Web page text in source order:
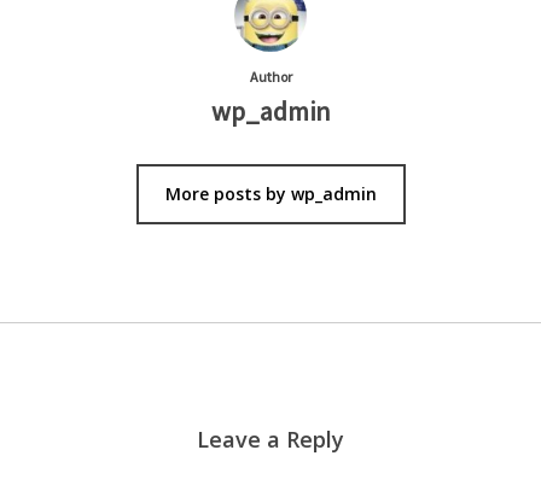
Author
wp_admin
More posts by wp_admin
Leave a Reply